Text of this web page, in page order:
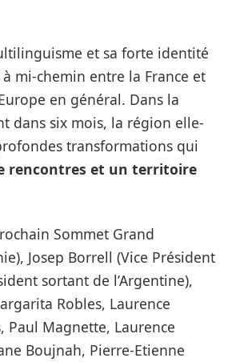
et sa forte identité
mi-chemin entre la France et
en général. Dans la
dans six mois, la région elle-
transformations qui
rencontres et un territoire
Sommet Grand
Josep Borrell (Vice Président
sortant de l’Argentine),
Robles, Laurence
Paul Magnette, Laurence
Boujnah, Pierre-Etienne